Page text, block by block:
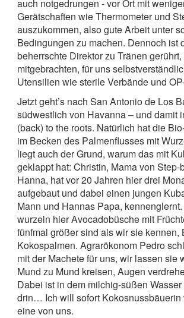
auch notgedrungen - vor Ort mit
Gerätschaften wie Thermometer und
auszukommen, also gute Arbeit unter
Bedingungen zu machen. Dennoch ist
beherrschte Direktor zu Tränen
mitgebrachten, für uns
Utensilien wie sterile Verbände und
Jetzt geht’s nach San Antonio de Los
südwestlich von Havanna – und damit
(back) to the roots. Natürlich hat die
im Becken des Palmenflusses mit
liegt auch der Grund, warum das mit
geklappt hat: Christin, Mama von Step-
Hanna, hat vor 20 Jahren hier drei
aufgebaut und dabei einen jungen
Mann und Hannas Papa,
wurzeln hier Avocadobüsche mit
fünfmal größer sind als wir sie kennen,
Kokospalmen. Agrarökonom Pedro
mit der Machete für uns, wir lassen sie
Mund zu Mund kreisen, Augen
Dabei ist in dem milchig-süßen
drin… Ich will sofort
eine von uns.